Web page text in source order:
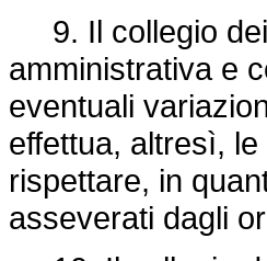
9. Il collegio dei
amministrativa e
eventuali
effettua, altresì,
rispettare, in
asseverati dagli